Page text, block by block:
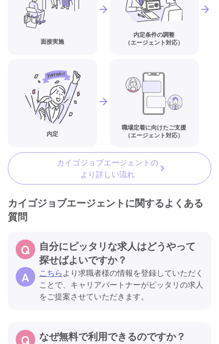
面接実施
内定条件の調整
（エージェント対応）
内定
職場定着に向けたご支援
（エージェント対応）
カイゴジョブエージェントの
より詳しい流れ
カイゴジョブエージェントに関するよくある
質問
自分にピッタリな求人はどうやって
探せばよいですか？
こちらより求職者様の情報を登録していただく
ことで、キャリアパートナーがピッタリの求人
をご提案させていただきます。
なぜ無料で利用できるのですか？